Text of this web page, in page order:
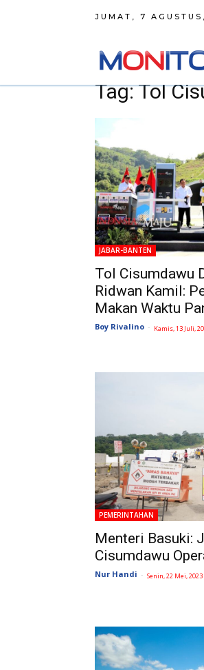
JUMAT, 7
Tag: Tol
JABAR-BANTEN
Tol Cisumdawu
Ridwan Kamil:
Makan Waktu
Boy Rivalino - Kamis, 13 Juli,
PEMERINTAHAN
Menteri Basuki:
Cisumdawu
Nur Handi - Senin, 22 Mei, 2023